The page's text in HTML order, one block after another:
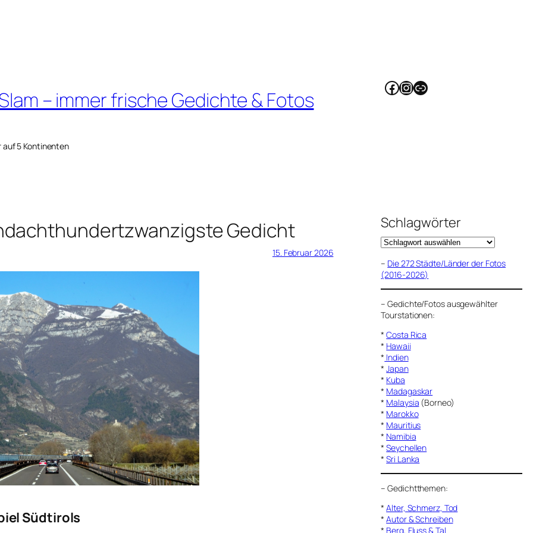
– immer frische Gedichte & Fotos
auf 5 Kontinenten
Facebook
Instagram
Link
Gedicht
15. Februar 2026
Südtirols
Schlagwörter
– Die 272 Städte/Länder der Fotos
(2016-2026)
–Gedichte/Fotos ausgewählter
Tourstationen:
*Costa Rica
* Hawaii
* Indien
*Japan
* Kuba
* Madagaskar
* Malaysia (Borneo)
* Marokko
* Mauritius
* Namibia
*Seychellen
*Sri Lanka
–Gedichtthemen:
*Alter, Schmerz, Tod
*Autor & Schreiben
* Berg, Fluss & Tal